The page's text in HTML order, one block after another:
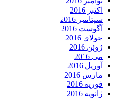
اکتبر 2016
سپتامبر 2016
آگوست 2016
جولای 2016
ژوئن 2016
می 2016
آوریل 2016
مارس 2016
فوریه 2016
ژانویه 2016